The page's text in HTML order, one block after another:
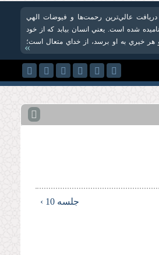
عالي‌ترين رحمت‌ها و فيوضات الهي
شده است. يعني انسان بيابد که از خود
هر خيري به او برسد، از خداي متعال است؛»
جلسه 10 ›